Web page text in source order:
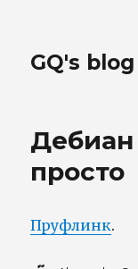
GQ's blog
Дебиан
просто
Пруфлинк.